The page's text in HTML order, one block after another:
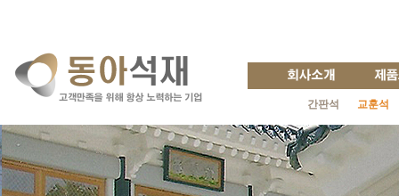
간판석 교훈석